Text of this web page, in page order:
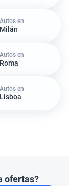
Autos en
Milán
Autos en
Roma
Autos en
Lisboa
ofertas?